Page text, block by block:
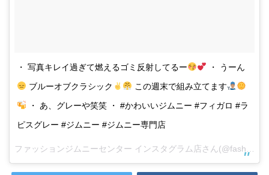
・ 写真キレイ過ぎて燃えるゴミ反射してるー
・ うーん
ブルーオブクラシック
この週末で組み立てます
・ あ、グレーや笑笑 ・ #かわいいジムニー #フィガロ #ラ
ピスグレー #ジムニー #ジムニー専門店